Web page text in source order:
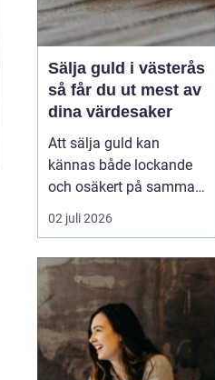
Sälja guld i västerås
så får du ut mest av
dina värdesaker
Att sälja guld kan
kännas både lockande
och osäkert på samma
gång. Många har gamla
smycken, ärvda föremål
ligger i en låda, utan att
användas. Frågan blir
då: när lönar det sig att
sälja, hur går processen
till och hur väljer man ...
02 juli 2026